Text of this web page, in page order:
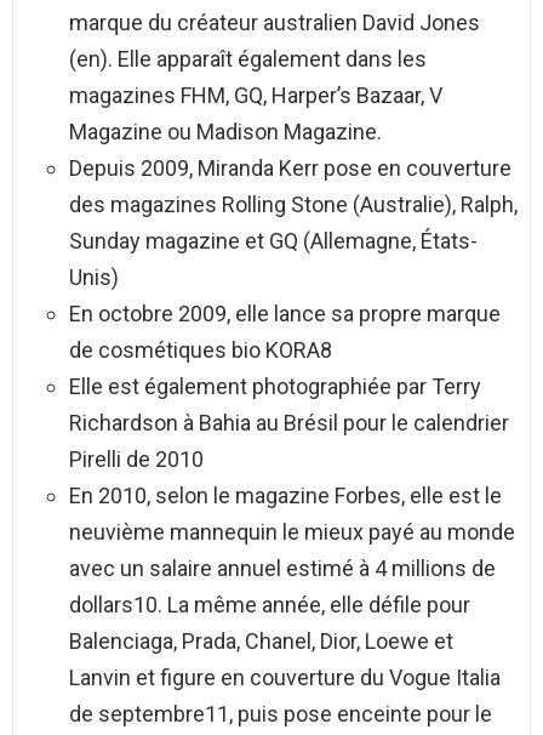
marque du créateur australien David Jones
(en). Elle apparaît également dans les
magazines FHM, GQ, Harper’s Bazaar, V
Magazine ou Madison Magazine.
Depuis 2009, Miranda Kerr pose en couverture
des magazines Rolling Stone (Australie), Ralph,
Sunday magazine et GQ (Allemagne, États-
Unis)
En octobre 2009, elle lance sa propre marque
de cosmétiques bio KORA8
Elle est également photographiée par Terry
Richardson à Bahia au Brésil pour le calendrier
Pirelli de 2010
En 2010, selon le magazine Forbes, elle est le
neuvième mannequin le mieux payé au monde
avec un salaire annuel estimé à 4 millions de
dollars10. La même année, elle défile pour
Balenciaga, Prada, Chanel, Dior, Loewe et
Lanvin et figure en couverture du Vogue Italia
de septembre11, puis pose enceinte pour le